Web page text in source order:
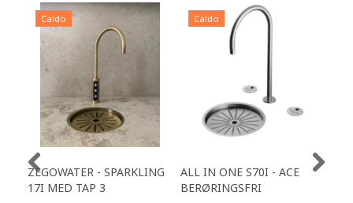
Caldo
ZEGOWATER - SPARKLING
17I MED TAP 3
Caldo
ALL IN ONE S70I - ACE
BERØRINGSFRI